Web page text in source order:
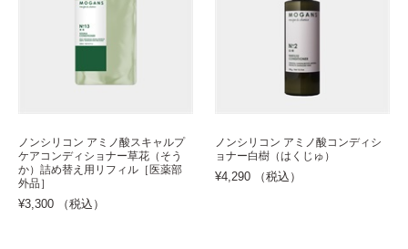
ノンシリコン アミノ酸スキャルプ
ケアコンディショナー草花（そう
か）詰め替え用リフィル［医薬部
外品］
¥3,300 （税込）
ノンシリコン アミノ酸コンディシ
ョナー白樹（はくじゅ）
¥4,290 （税込）